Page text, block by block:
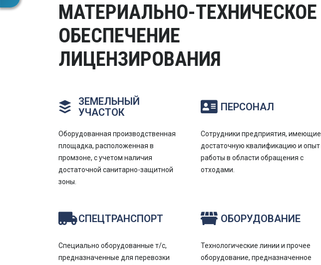
МАТЕРИАЛЬНО-ТЕХНИЧЕСКОЕ
ОБЕСПЕЧЕНИЕ
ЛИЦЕНЗИРОВАНИЯ
ЗЕМЕЛЬНЫЙ
УЧАСТОК
Оборудованная производственная
площадка, расположенная в
промзоне, с учетом наличия
достаточной санитарно-защитной
зоны.
ПЕРСОНАЛ
Сотрудники предприятия, имеющие
достаточную квалификацию и опыт
работы в области обращения с
отходами.
СПЕЦТРАНСПОРТ
Специально оборудованные т/с,
предназначенные для перевозки
ОБОРУДОВАНИЕ
Технологические линии и прочее
оборудование, предназначенное